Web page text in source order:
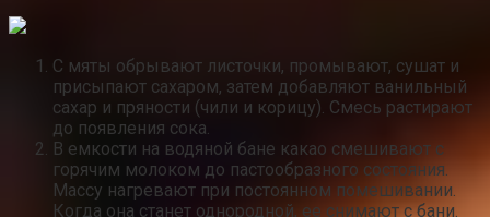
С мяты обрывают листочки, промывают, сушат и
присыпают сахаром, затем добавляют ванильный
сахар и пряности (чили и корицу). Смесь растирают
до появления сока.
В емкости на водяной бане какао смешивают с
горячим молоком до пастообразного состояния.
Массу нагревают при постоянном помешивании.
Когда она станет однородной, ее снимают с бани.